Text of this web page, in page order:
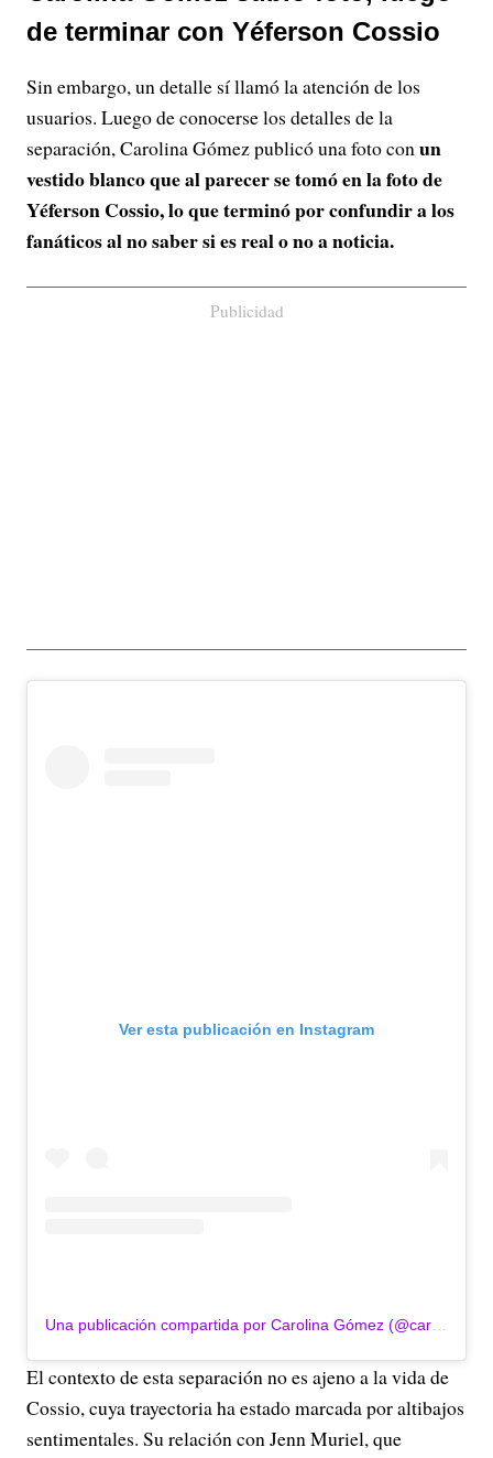
de terminar con Yéferson Cossio
Sin embargo, un detalle sí llamó la atención de los
usuarios. Luego de conocerse los detalles de la
separación, Carolina Gómez publicó una foto conun
vestido blanco que al parecer se tomó en la foto de
Yéferson Cossio, lo que terminó por confundir a los
fanáticos al no saber si es real o no a noticia.
Publicidad
Ver esta publicación en Instagram
El contexto de esta separación no es ajeno a la vida de
Cossio, cuya trayectoria ha estado marcada por altibajos
sentimentales. Su relación con Jenn Muriel, que